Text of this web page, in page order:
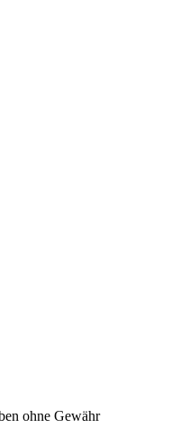
ohne Gewähr